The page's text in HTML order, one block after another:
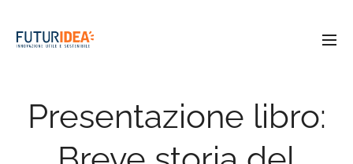
Presentazione libro: